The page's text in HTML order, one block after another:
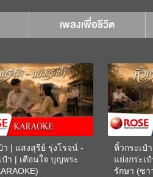
เพลงเพื่อชีวิต
า | แสงสุรีย์ รุ่งโรจน์ -
ป๋า | เตือนใจ บุญพระ
หิ้วกระเป๋
แย่งกระเ
รักษา (ซ